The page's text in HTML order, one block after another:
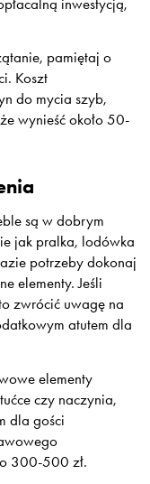
inwestycją,
pamiętaj o
Koszt
do mycia szyb,
wynieść około 50-
są w dobrym
jak pralka, lodówka
potrzeby dokonaj
elementy. Jeśli
zwrócić uwagę na
atutem dla
elementy
czy naczynia,
dla gości
300-500 zł.